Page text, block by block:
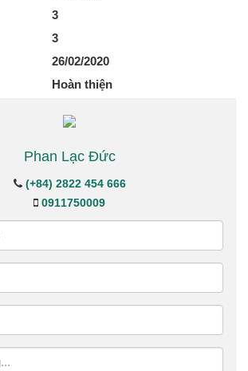
3
3
26/02/2020
Hoàn thiện
Phan Lạc Đức
(+84) 2822 454 666
0911750009